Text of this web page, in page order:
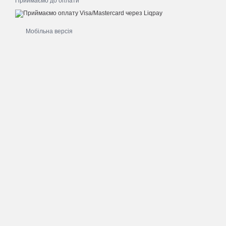
Мобільна версія